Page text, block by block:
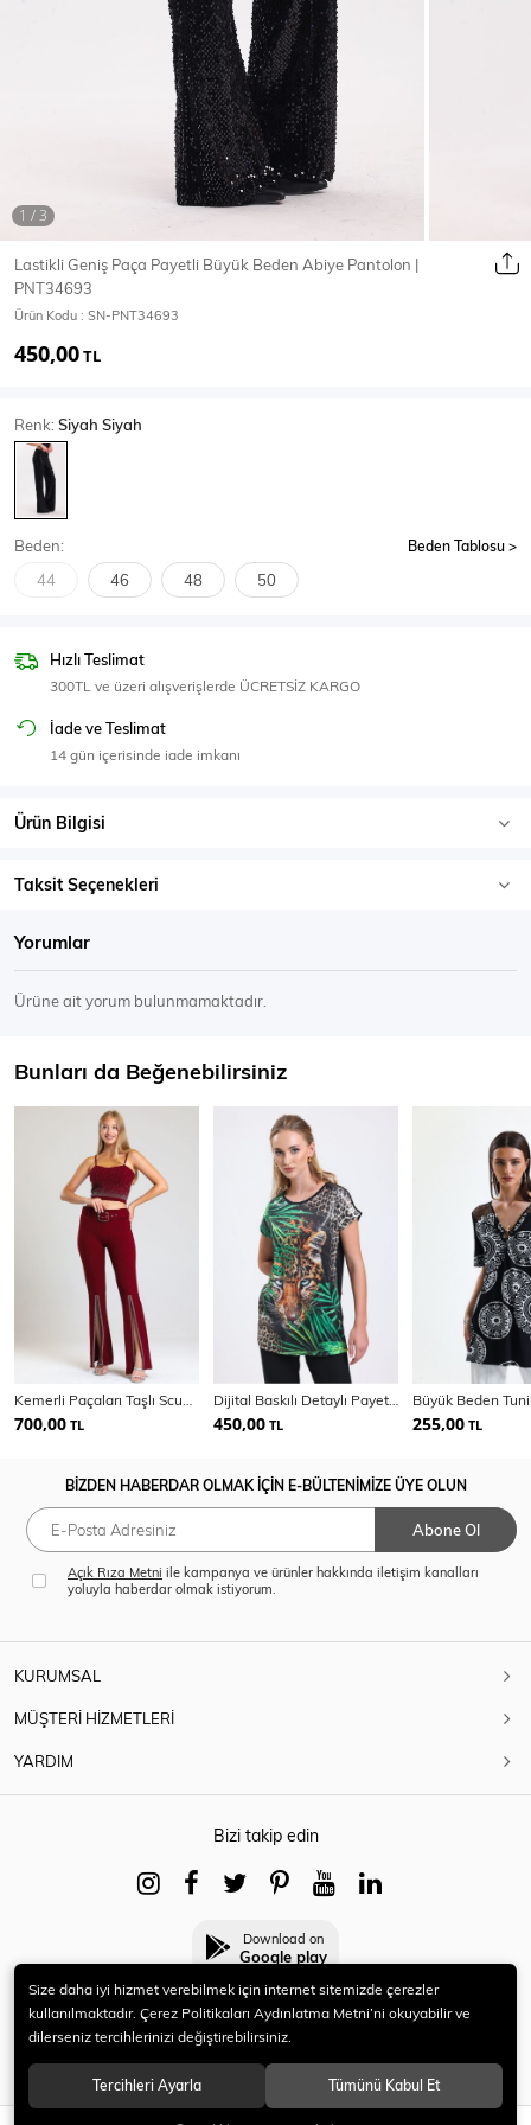
Mont & Kaban Yağmurluk
T-Shirt
BODY
SPOR GİYİM
Eşofman Üstü Sweatshirt
Lastikli Geniş Paça Payetli Büyük Beden Abiye Pantolon |
PNT34693
Ürün Kodu : SN-PNT34693
450,00TL
Renk:Siyah Siyah
Beden: Beden Tablosu
44 46 48 50
Hızlı Teslimat
300TL ve üzeri alışverişlerde ÜCRETSİZ KARGO
İade ve Teslimat
14 gün içerisinde iade imkanı
Ürün Bilgisi
Taksit Seçenekleri
Yorumlar
Ürüne ait yorum bulunmamaktadır.
Bunları da Beğenebilirsiniz
700,00 TL 450,00 TL
Büyük Beden
255,00 TL
BİZDEN HABERDAR OLMAK İÇİN E-BÜLTENİMİZE ÜYE OLUN
Abone Ol
Açık Rıza Metni ile kampanya ve ürünler hakkında iletişim kanalları
yoluyla haberdar olmak istiyorum.
KURUMSAL
MÜŞTERİ HİZMETLERİ
YARDIM
Bizi takip edin
Download on
Google play
© 2021 HERYENİ. Tüm hakları saklıdır.
Size daha iyi hizmet verebilmek için internet sitemizde çerezler
kullanılmaktadır. Çerez Politikaları Aydınlatma Metni’ni okuyabilir ve
dilerseniz tercihlerinizi değiştirebilirsiniz.
Tercihleri Ayarla Tümünü Kabul Et